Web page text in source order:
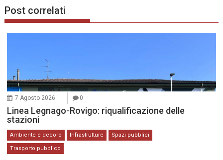
Post correlati
7 Agosto 2026 0
Linea Legnago-Rovigo: riqualificazione delle
stazioni
Ambiente e decoro Infrastrutture Spazi pubblici
Trasporto pubblico